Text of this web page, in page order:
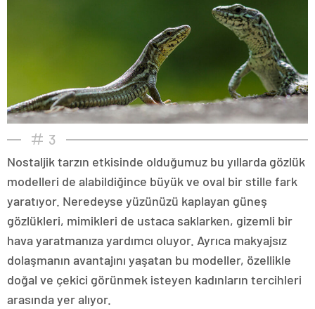
3
Nostaljik tarzın etkisinde olduğumuz bu yıllarda gözlük
modelleri de alabildiğince büyük ve oval bir stille fark
yaratıyor. Neredeyse yüzünüzü kaplayan güneş
gözlükleri, mimikleri de ustaca saklarken, gizemli bir
hava yaratmanıza yardımcı oluyor. Ayrıca makyajsız
dolaşmanın avantajını yaşatan bu modeller, özellikle
doğal ve çekici görünmek isteyen kadınların tercihleri
arasında yer alıyor.